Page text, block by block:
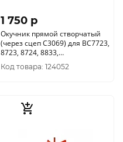
1 750 p
Окучник прямой створчатый
(через сцеп C3069) для ВС7723,
8723, 8724, 8833,
1193/DC1163E, 1193E C3072
Код товара: 124052